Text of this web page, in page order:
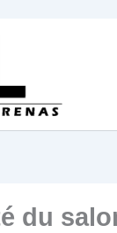
du